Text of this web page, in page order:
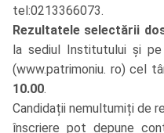
tel:0213366073.
Rezultatele selectării
la sediul Institutului și
(www.patrimoniu. ro) cel
10.00.
Candidații nemultumiți de
înscriere pot depune